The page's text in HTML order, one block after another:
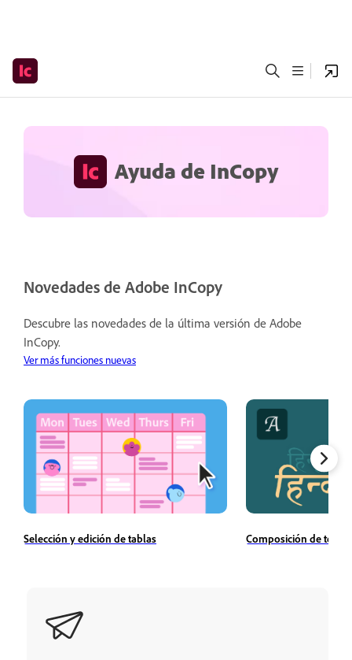
Ayuda de InCopy
Novedades de Adobe InCopy
Descubre las novedades de la última versión de Adobe
InCopy.
Ver más funciones nuevas
Selección y edición de tablas Composición de texto